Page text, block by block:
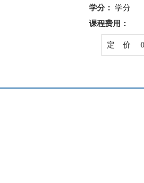
学分： 学分
课程费用：
定 价 0